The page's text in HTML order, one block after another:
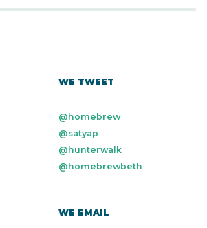
WE TWEET
@homebrew
@satyap
@hunterwalk
@homebrewbeth
WE EMAIL